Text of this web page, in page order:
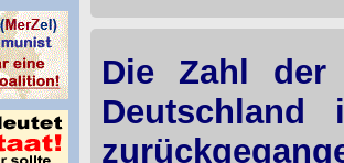
Die Zahl der
Deutschland